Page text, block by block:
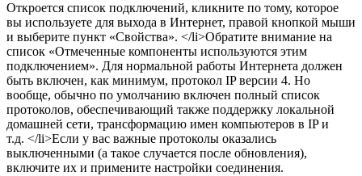
Откроется список подключений, кликните по тому, которое
вы используете для выхода в Интернет, правой кнопкой мыши
и выберите пункт «Свойства». </li>Обратите внимание на
список «Отмеченные компоненты используются этим
подключением». Для нормальной работы Интернета должен
быть включен, как минимум, протокол IP версии 4. Но
вообще, обычно по умолчанию включен полный список
протоколов, обеспечивающий также поддержку локальной
домашней сети, трансформацию имен компьютеров в IP и
т.д. </li>Если у вас важные протоколы оказались
выключенными (а такое случается после обновления),
включите их и примените настройки соединения.